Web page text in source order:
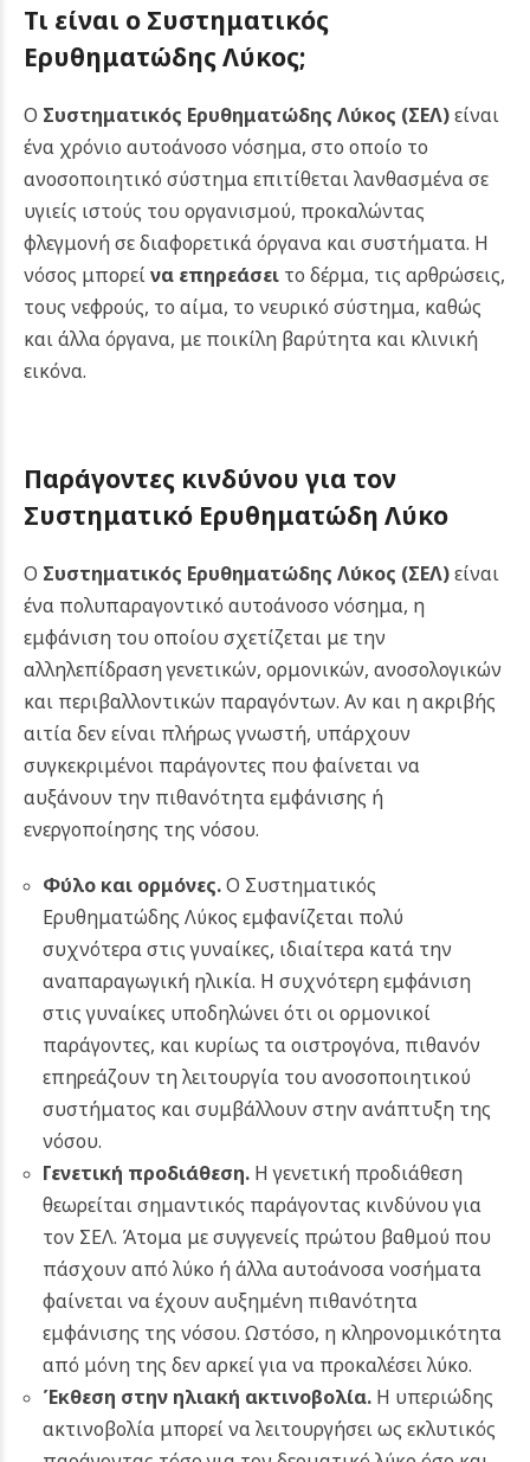
Τι είναι ο Συστηματικός
Ερυθηματώδης Λύκος;
Ο Συστηματικός Ερυθηματώδης Λύκος (ΣΕΛ)είναι
ένα χρόνιο αυτοάνοσο νόσημα, στο οποίο το
ανοσοποιητικό σύστημα επιτίθεται λανθασμένα σε
υγιείς ιστούς του οργανισμού, προκαλώντας
φλεγμονή σε διαφορετικά όργανα και συστήματα. Η
νόσος μπορείνα επηρεάσει το δέρμα, τις αρθρώσεις,
τους νεφρούς, το αίμα, το νευρικό σύστημα, καθώς
και άλλα όργανα, με ποικίλη βαρύτητα και κλινική
εικόνα.
Παράγοντες κινδύνου για τον
Συστηματικό Ερυθηματώδη Λύκο
Ο Συστηματικός Ερυθηματώδης Λύκος (ΣΕΛ)είναι
ένα πολυπαραγοντικό αυτοάνοσο νόσημα, η
εμφάνιση του οποίου σχετίζεται με την
αλληλεπίδραση γενετικών, ορμονικών, ανοσολογικών
και περιβαλλοντικών παραγόντων. Αν και η ακριβής
αιτία δεν είναι πλήρως γνωστή, υπάρχουν
συγκεκριμένοι παράγοντες που φαίνεται να
αυξάνουν την πιθανότητα εμφάνισης ή
ενεργοποίησης της νόσου.
Φύλο και ορμόνες.Ο Συστηματικός
Ερυθηματώδης Λύκος εμφανίζεται πολύ
συχνότερα στις γυναίκες, ιδιαίτερα κατά την
αναπαραγωγική ηλικία. Η συχνότερη εμφάνιση
στις γυναίκες υποδηλώνει ότι οι ορμονικοί
παράγοντες, και κυρίως τα οιστρογόνα, πιθανόν
επηρεάζουν τη λειτουργία του ανοσοποιητικού
συστήματος και συμβάλλουν στην ανάπτυξη της
νόσου.
Γενετική προδιάθεση.Η γενετική προδιάθεση
θεωρείται σημαντικός παράγοντας κινδύνου για
τον ΣΕΛ. Άτομα με συγγενείς πρώτου βαθμού που
πάσχουν από λύκο ή άλλα αυτοάνοσα νοσήματα
φαίνεται να έχουν αυξημένη πιθανότητα
εμφάνισης της νόσου. Ωστόσο, η κληρονομικότητα
από μόνη της δεν αρκεί για να προκαλέσει λύκο.
Έκθεση στην ηλιακή ακτινοβολία.Η υπεριώδης
ακτινοβολία μπορεί να λειτουργήσει ως εκλυτικός